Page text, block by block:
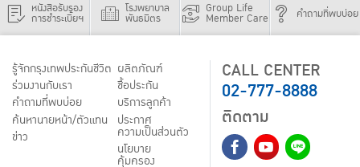
หนังสือรับรอง
การชำระเบี้ยฯ
โรงพยาบาล
พันธมิตร
Group Life
Member Care คำถามที่พบบ่อย
รู้จักกรุงเทพประกันชีวิต
ร่วมงานกับเรา
คำถามที่พบบ่อย
ค้นหานายหน้า/ตัวแทน
ข่าว
ผลิตภัณฑ์
ชื้อประกัน
บริการลูกค้า
ประกาศ
ความเป็นส่วนตัว
นโยบาย
คุ้มครอง
CALL CENTER
02-777-8888
ติดตาม